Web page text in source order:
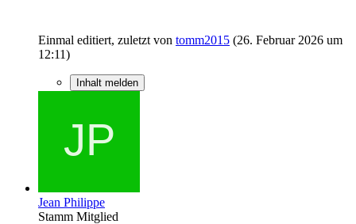
Einmal editiert, zuletzt von tomm2015 (26. Februar 2026 um
12:11)
Inhalt melden
Jean Philippe
Stamm Mitglied